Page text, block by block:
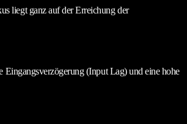
liegt ganz auf der Erreichung der
Eingangsverzögerung (Input Lag) und eine hohe